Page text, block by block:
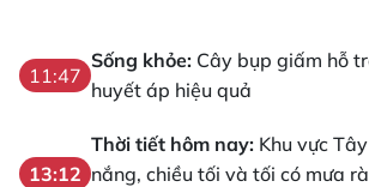
11:47
Sống khỏe: Cây bụp giấm hỗ
huyết áp hiệu quả
13:12
Thời tiết hôm nay: Khu vực
nắng, chiều tối và tối có mưa